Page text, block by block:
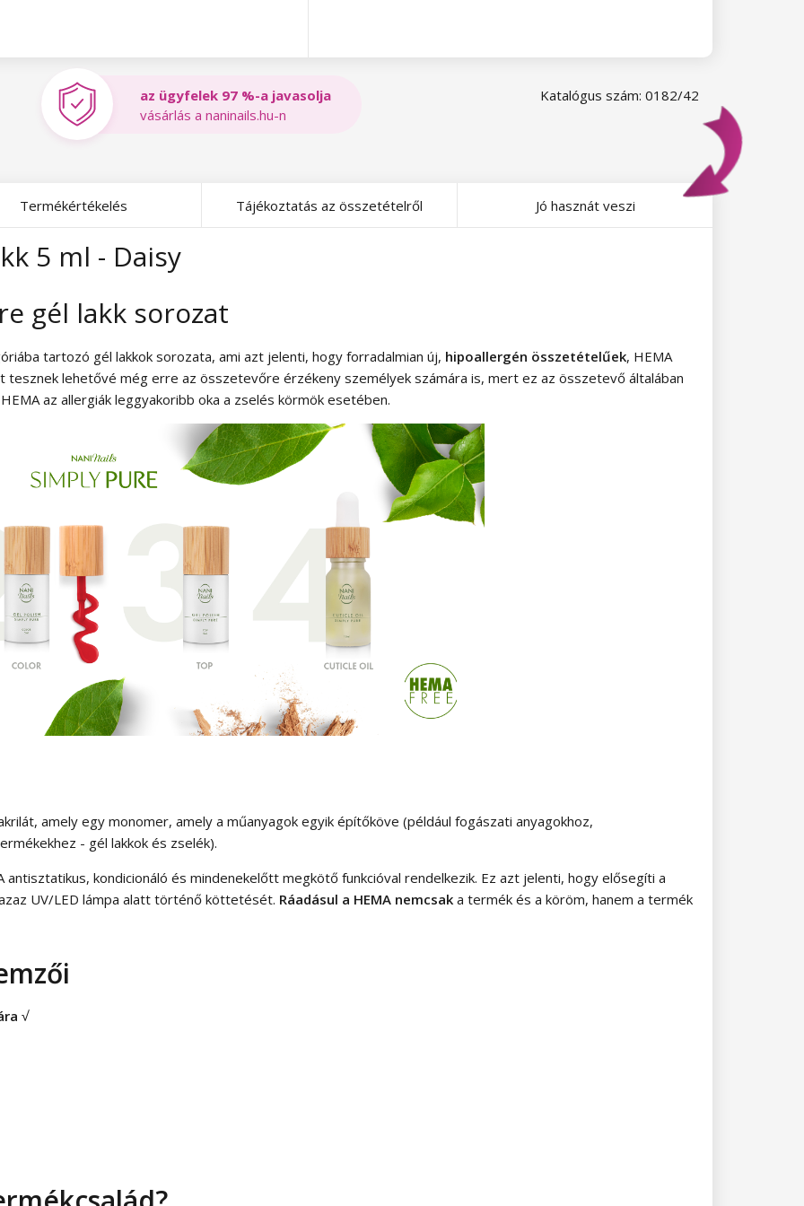
Katalógus szám: 0182/42
az ügyfelek 97 %-a javasolja
vásárlás a naninails.hu-n
5 ml - Daisy
gél lakk sorozat
tartozó gél lakkok sorozata, ami azt jelenti, hogy forradalmian új, hipoallergén összetételűek, HEMA
tesznek lehetővé még erre az összetevőre érzékeny személyek számára is, mert ez az összetevő általában
az allergiák leggyakoribb oka a zselés körmök esetében.
amely egy monomer, amely a műanyagok egyik építőköve (például fogászati ​​anyagokhoz,
- gél lakkok és zselék).
kondicionáló és mindenekelőtt megkötő funkcióval rendelkezik. Ez azt jelenti, hogy elősegíti a
UV/LED lámpa alatt történő köttetését. Ráadásul a HEMA nemcsak a termék és a köröm, hanem a termék
√
Termékértékelés Tájékoztatás az összetételről Jó hasznát veszi